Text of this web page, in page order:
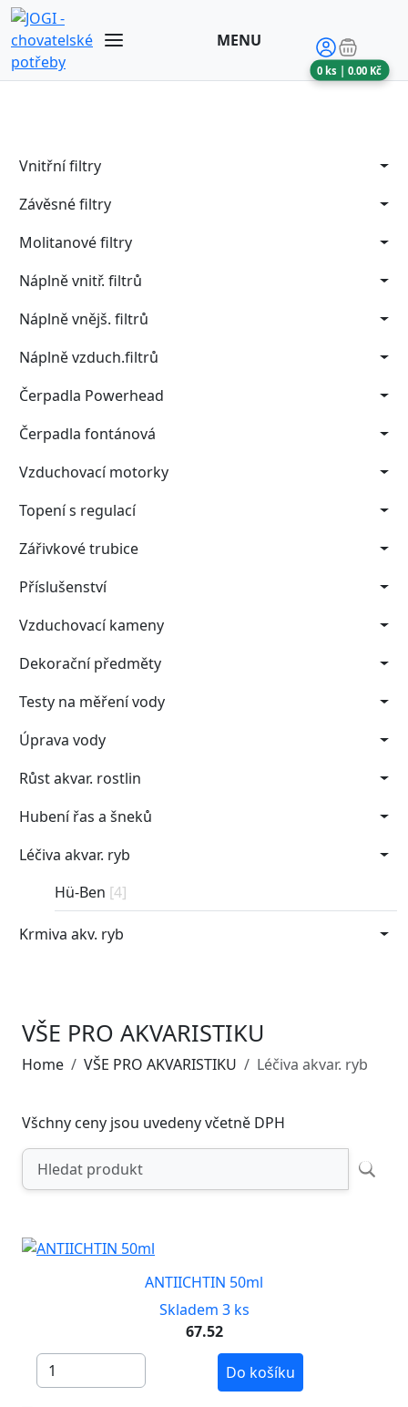
MENU
0 ks |0.00 Kč
Vnitřní filtry
Závěsné filtry
Molitanové filtry
Náplně vnitř. filtrů
Náplně vnějš. filtrů
Náplně vzduch.filtrů
Čerpadla Powerhead
Čerpadla fontánová
Vzduchovací motorky
Topení s regulací
Zářivkové trubice
Příslušenství
Vzduchovací kameny
Dekorační předměty
Testy na měření vody
Úprava vody
Růst akvar. rostlin
Hubení řas a šneků
Léčiva akvar. ryb
Hü-Ben [4]
Krmiva akv. ryb
VŠE PRO AKVARISTIKU
Home VŠE PRO AKVARISTIKU Léčiva akvar. ryb
Všchny ceny jsou uvedeny včetně DPH
ANTIICHTIN 50ml
Skladem 3 ks
67.52
Do košíku